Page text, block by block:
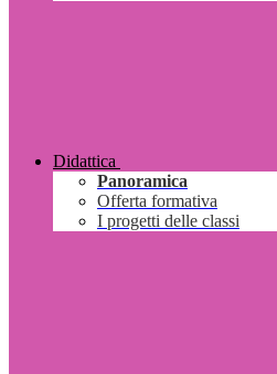
Didattica
Panoramica
Offerta formativa
I progetti delle classi